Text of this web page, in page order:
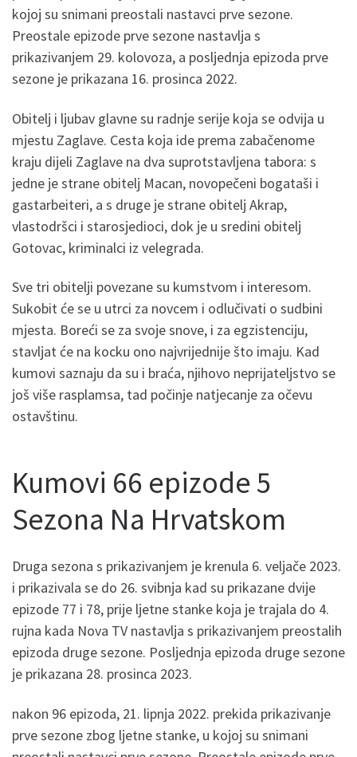
kojoj su snimani preostali nastavci prve sezone.
Preostale epizode prve sezone nastavlja s
prikazivanjem 29. kolovoza, a posljednja epizoda prve
sezone je prikazana 16. prosinca 2022.
Obitelj i ljubav glavne su radnje serije koja se odvija u
mjestu Zaglave. Cesta koja ide prema zabačenome
kraju dijeli Zaglave na dva suprotstavljena tabora: s
jedne je strane obitelj Macan, novopečeni bogataši i
gastarbeiteri, a s druge je strane obitelj Akrap,
vlastodršci i starosjedioci, dok je u sredini obitelj
Gotovac, kriminalci iz velegrada.
Sve tri obitelji povezane su kumstvom i interesom.
Sukobit će se u utrci za novcem i odlučivati o sudbini
mjesta. Boreći se za svoje snove, i za egzistenciju,
stavljat će na kocku ono najvrijednije što imaju. Kad
kumovi saznaju da su i braća, njihovo neprijateljstvo se
još više rasplamsa, tad počinje natjecanje za očevu
ostavštinu.
Kumovi 66 epizode 5
Sezona Na Hrvatskom
Druga sezona s prikazivanjem je krenula 6. veljače 2023.
i prikazivala se do 26. svibnja kad su prikazane dvije
epizode 77 i 78, prije ljetne stanke koja je trajala do 4.
rujna kada Nova TV nastavlja s prikazivanjem preostalih
epizoda druge sezone. Posljednja epizoda druge sezone
je prikazana 28. prosinca 2023.
nakon 96 epizoda, 21. lipnja 2022. prekida prikazivanje
prve sezone zbog ljetne stanke, u kojoj su snimani